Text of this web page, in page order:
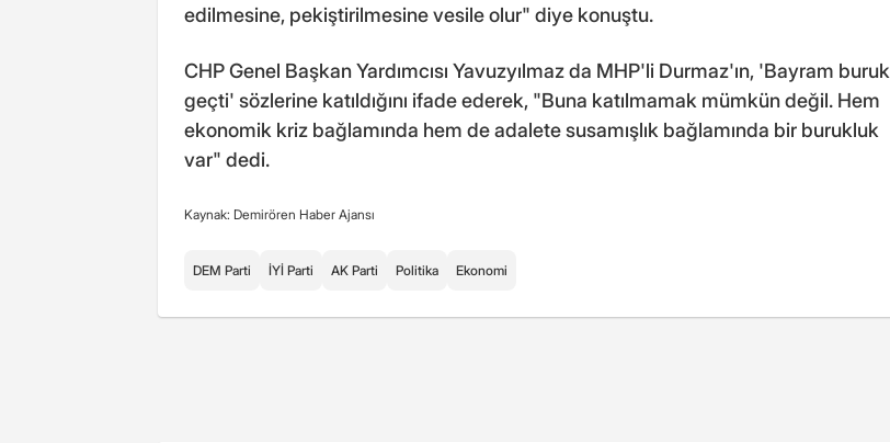
edilmesine, pekiştirilmesine vesile olur" diye konuştu.
CHP Genel Başkan Yardımcısı Yavuzyılmaz da MHP'li Durmaz'ın, 'Bayram buruk
geçti' sözlerine katıldığını ifade ederek, "Buna katılmamak mümkün değil. Hem
ekonomik kriz bağlamında hem de adalete susamışlık bağlamında bir burukluk
var" dedi.
Kaynak: Demirören Haber Ajansı
DEM Parti İYİ Parti AK Parti Politika Ekonomi